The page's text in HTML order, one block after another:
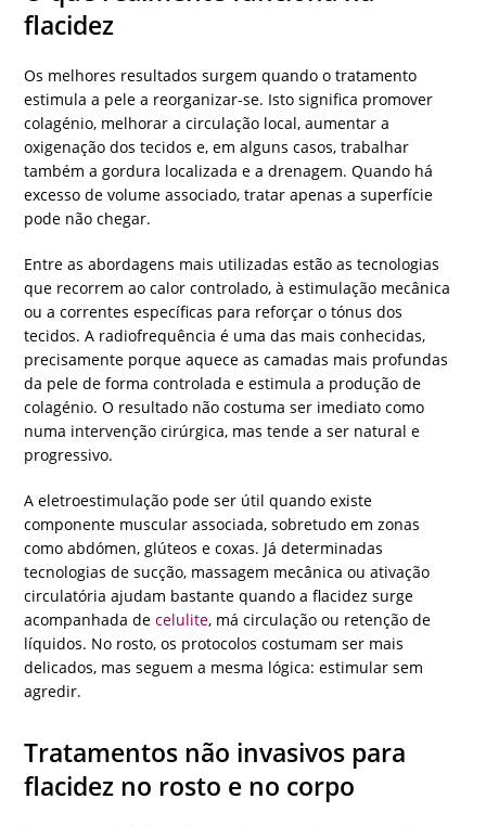
flacidez
Os melhores resultados surgem quando o tratamento
estimula a pele a reorganizar-se. Isto significa promover
colagénio, melhorar a circulação local, aumentar a
oxigenação dos tecidos e, em alguns casos, trabalhar
também a gordura localizada e a drenagem. Quando há
excesso de volume associado, tratar apenas a superfície
pode não chegar.
Entre as abordagens mais utilizadas estão as tecnologias
que recorrem ao calor controlado, à estimulação mecânica
ou a correntes específicas para reforçar o tónus dos
tecidos. A radiofrequência é uma das mais conhecidas,
precisamente porque aquece as camadas mais profundas
da pele de forma controlada e estimula a produção de
colagénio. O resultado não costuma ser imediato como
numa intervenção cirúrgica, mas tende a ser natural e
progressivo.
A eletroestimulação pode ser útil quando existe
componente muscular associada, sobretudo em zonas
como abdómen, glúteos e coxas. Já determinadas
tecnologias de sucção, massagem mecânica ou ativação
circulatória ajudam bastante quando a flacidez surge
acompanhada decelulite, má circulação ou retenção de
líquidos. No rosto, os protocolos costumam ser mais
delicados, mas seguem a mesma lógica: estimular sem
agredir.
Tratamentos não invasivos para
flacidez no rosto e no corpo